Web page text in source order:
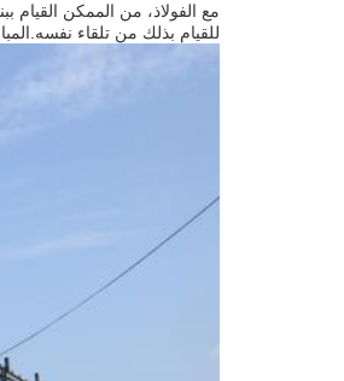
مع الفولاذ، من الممكن
للقيام بذلك من تلقاء نفسه.المباني ذات